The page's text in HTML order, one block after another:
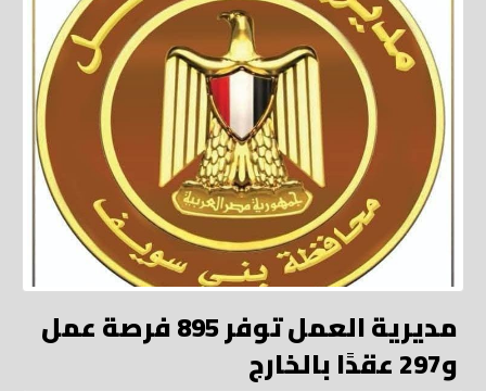
مديرية العمل توفر 895 فرصة عمل
و297 عقدًا بالخارج